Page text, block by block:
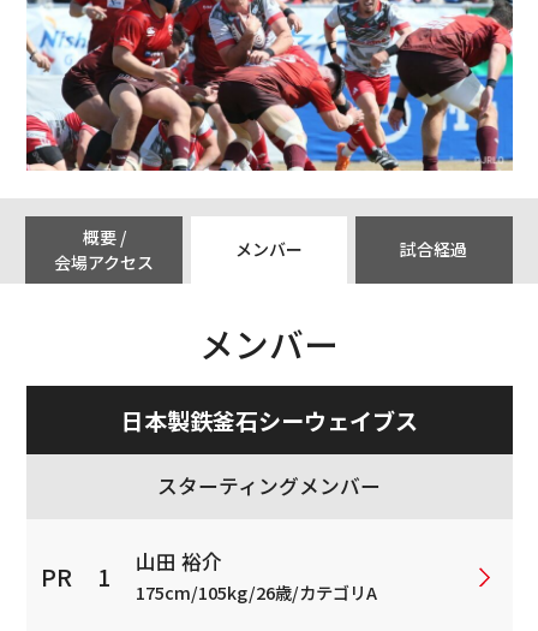
概要 /
会場アクセス
メンバー 試合経過
メンバー
日本製鉄釜石シーウェイブス
スターティングメンバー
山田 裕介
175cm/105kg/26歳/カテゴリA